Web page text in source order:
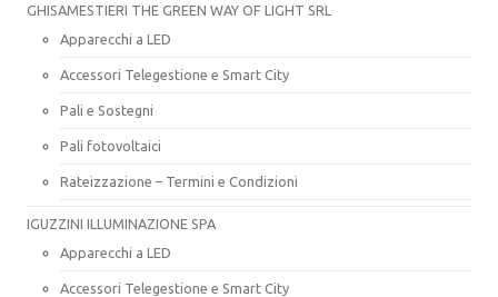
GHISAMESTIERI THE GREEN WAY OF LIGHT SRL
Apparecchi a LED
Accessori Telegestione e Smart City
Pali e Sostegni
Pali fotovoltaici
Rateizzazione – Termini e Condizioni
IGUZZINI ILLUMINAZIONE SPA
Apparecchi a LED
Accessori Telegestione e Smart City